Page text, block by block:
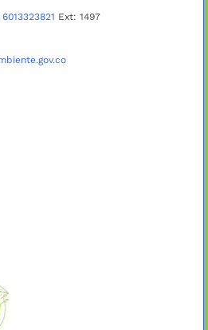
Ext: 1497